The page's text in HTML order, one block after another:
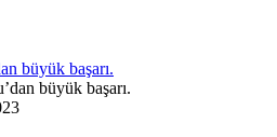
büyük başarı.